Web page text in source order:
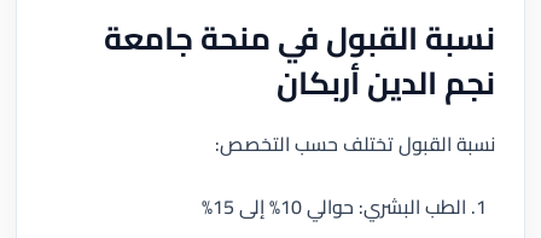
نسبة القبول في منحة جامعة
نجم الدين أربكان
نسبة القبول تختلف حسب التخصص:
الطب البشري: حوالي 10% إلى 15%